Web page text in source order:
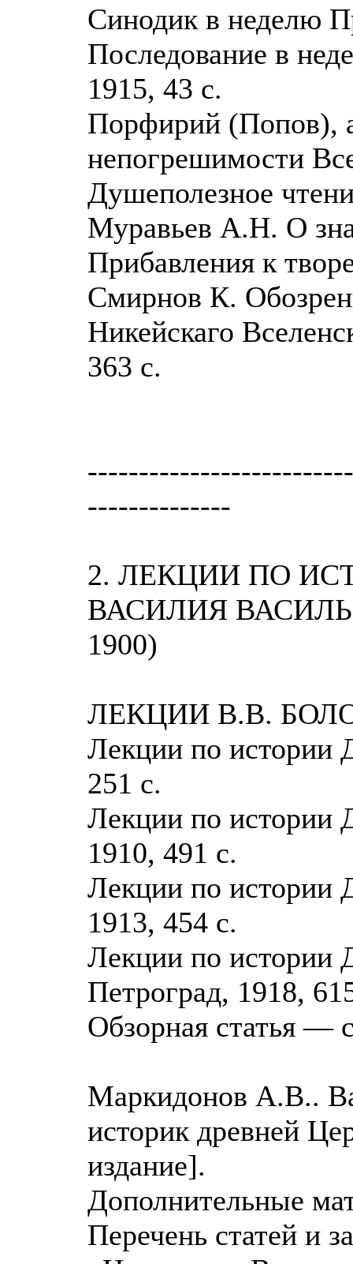
Синодик в неделю
Последование в
1915, 43 с.
Порфирий (Попов),
непогрешимости
Душеполезное
Муравьев А.Н. О
Прибавления к
Смирнов К.
Никейскаго
363 с.
--------------
2. ЛЕКЦИИ ПО
ВАСИЛИЯ
1900)
ЛЕКЦИИ В.В.
Лекции по истории
251 с.
Лекции по истории
1910, 491 с.
Лекции по
1913, 454 с.
Лекции по истории
Петроград, 1918,
Обзорная статья —
Маркидонов А.В..
историк древней
издание].
Дополнительные
Перечень статей и